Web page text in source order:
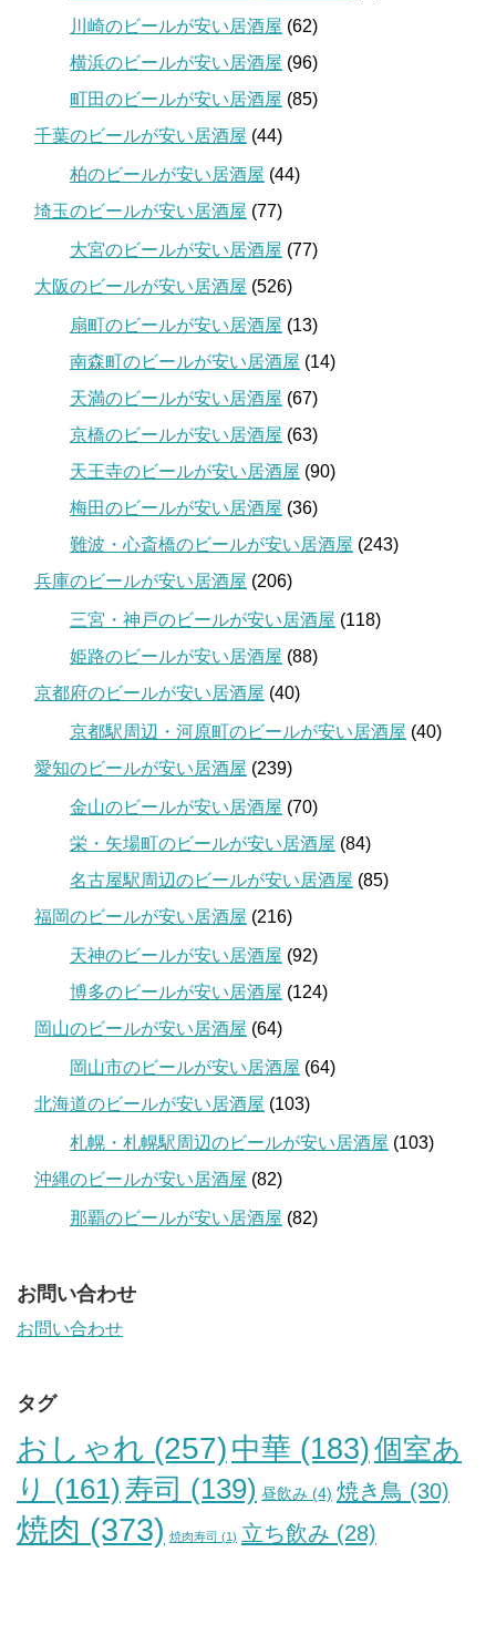
川崎のビールが安い居酒屋 (62)
横浜のビールが安い居酒屋 (96)
町田のビールが安い居酒屋 (85)
千葉のビールが安い居酒屋 (44)
柏のビールが安い居酒屋 (44)
埼玉のビールが安い居酒屋 (77)
大宮のビールが安い居酒屋 (77)
大阪のビールが安い居酒屋 (526)
扇町のビールが安い居酒屋 (13)
南森町のビールが安い居酒屋 (14)
天満のビールが安い居酒屋 (67)
京橋のビールが安い居酒屋 (63)
天王寺のビールが安い居酒屋 (90)
梅田のビールが安い居酒屋 (36)
難波・心斎橋のビールが安い居酒屋 (243)
兵庫のビールが安い居酒屋 (206)
三宮・神戸のビールが安い居酒屋 (118)
姫路のビールが安い居酒屋 (88)
京都府のビールが安い居酒屋 (40)
京都駅周辺・河原町のビールが安い居酒屋 (40)
愛知のビールが安い居酒屋 (239)
金山のビールが安い居酒屋 (70)
栄・矢場町のビールが安い居酒屋 (84)
名古屋駅周辺のビールが安い居酒屋 (85)
福岡のビールが安い居酒屋 (216)
天神のビールが安い居酒屋 (92)
博多のビールが安い居酒屋 (124)
岡山のビールが安い居酒屋 (64)
岡山市のビールが安い居酒屋 (64)
北海道のビールが安い居酒屋 (103)
札幌・札幌駅周辺のビールが安い居酒屋 (103)
沖縄のビールが安い居酒屋 (82)
那覇のビールが安い居酒屋 (82)
お問い合わせ
お問い合わせ
タグ
おしゃれ (257) 中華 (183)個室あ
り (161) 寿司 (139) 昼飲み (4) 焼き鳥 (30)
焼肉 (373) 焼肉寿司 (1) 立ち飲み (28)